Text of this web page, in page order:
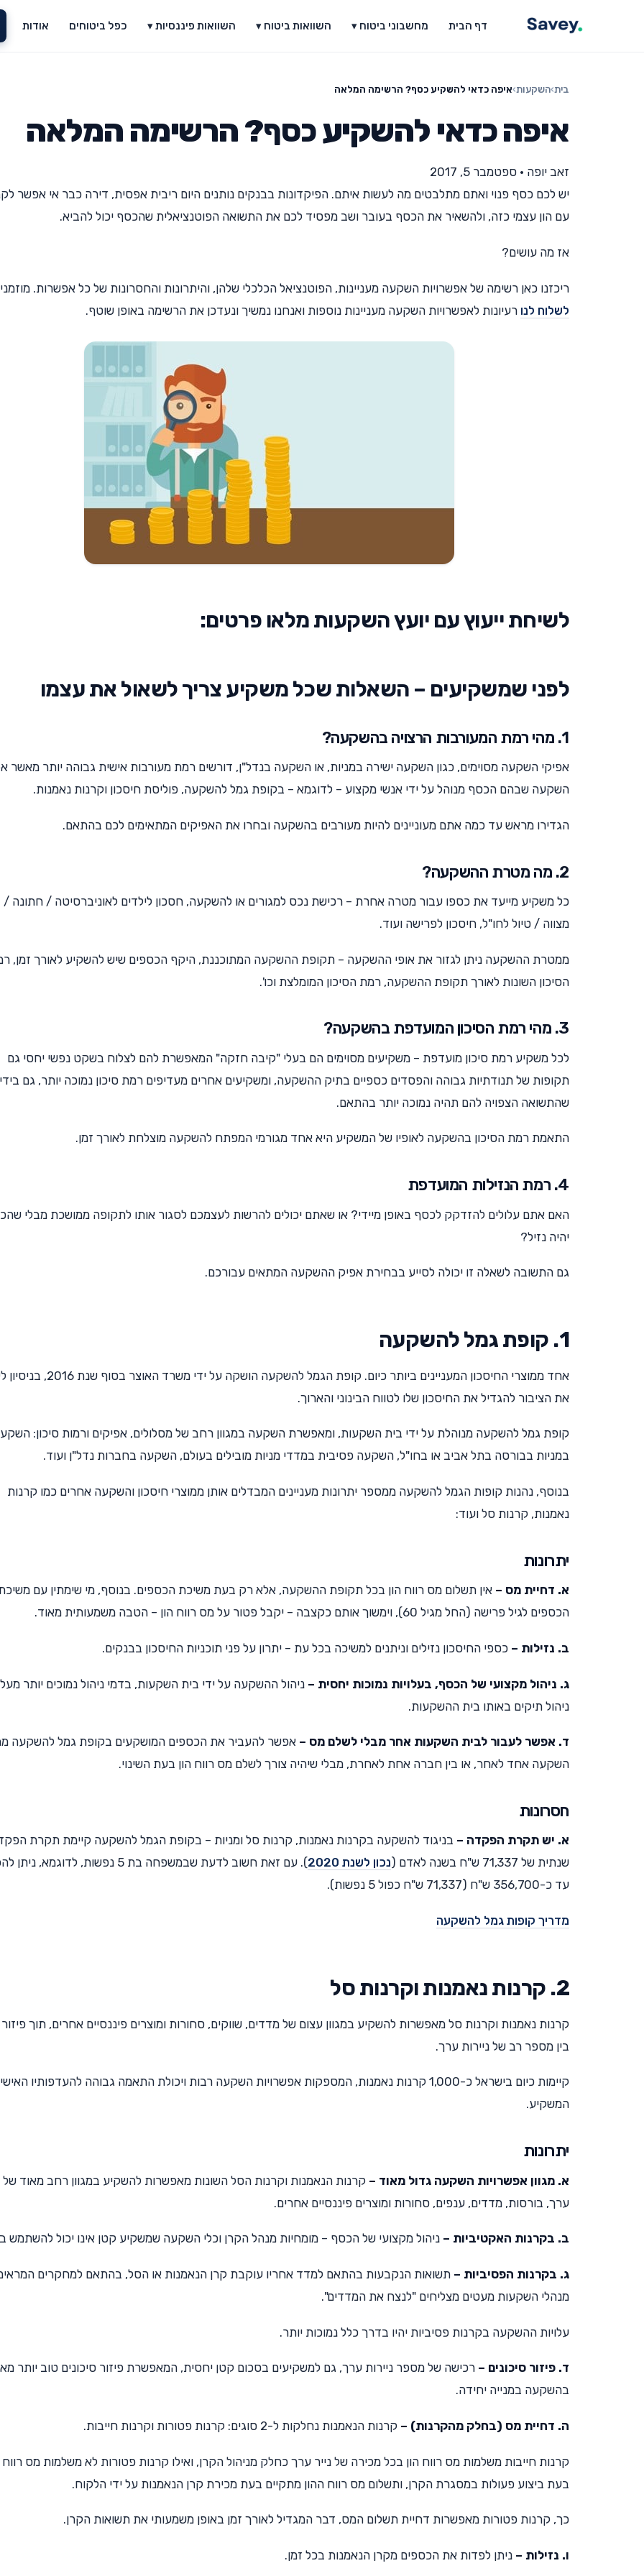
דף הבית מחשבוני ביטוח ▾ השוואות ביטוח ▾ השוואות פיננסיות ▾ כפל ביטוחים אודות
בית›השקעות›איפה כדאי להשקיע כסף? הרשימה המלאה
איפה כדאי להשקיע כסף? הרשימה המלאה
זאב יופה • ספטמבר 5, 2017
יש לכם כסף פנוי ואתם מתלבטים מה לעשות איתם. הפיקדונות בבנקים נותנים היום ריבית אפסית, דירה כבר אי אפשר
עם הון עצמי כזה, ולהשאיר את הכסף בעובר ושב מפסיד לכם את התשואה הפוטנציאלית שהכסף יכול להביא.
אז מה עושים?
ריכזנו כאן רשימה של אפשרויות השקעה מעניינות, הפוטנציאל הכלכלי שלהן, והיתרונות והחסרונות של כל אפשרות.
לשלוח לנו רעיונות לאפשרויות השקעה מעניינות נוספות ואנחנו נמשיך ונעדכן את הרשימה באופן שוטף.
לשיחת ייעוץ עם יועץ השקעות מלאו פרטים:
לפני שמשקיעים – השאלות שכל משקיע צריך לשאול את עצמו
1. מהי רמת המעורבות הרצויה בהשקעה?
אפיקי השקעה מסוימים, כגון השקעה ישירה במניות, או השקעה בנדל"ן, דורשים רמת מעורבות אישית גבוהה יותר מאשר
השקעה שבהם הכסף מנוהל על ידי אנשי מקצוע – לדוגמא – בקופת גמל להשקעה, פוליסת חיסכון וקרנות נאמנות.
הגדירו מראש עד כמה אתם מעוניינים להיות מעורבים בהשקעה ובחרו את האפיקים המתאימים לכם בהתאם.
2. מה מטרת ההשקעה?
כל משקיע מייעד את כספו עבור מטרה אחרת – רכישת נכס למגורים או להשקעה, חסכון לילדים לאוניברסיטה / חתונה /
מצווה / טיול לחו"ל, חיסכון לפרישה ועוד.
ממטרת ההשקעה ניתן לגזור את אופי ההשקעה – תקופת ההשקעה המתוכננת, היקף הכספים שיש להשקיע לאורך זמן,
הסיכון השונות לאורך תקופת ההשקעה, רמת הסיכון המומלצת וכו'.
3. מהי רמת הסיכון המועדפת בהשקעה?
לכל משקיע רמת סיכון מועדפת – משקיעים מסוימים הם בעלי "קיבה חזקה" המאפשרת להם לצלוח בשקט נפשי יחסי גם
תקופות של תנודתיות גבוהה והפסדים כספיים בתיק ההשקעה, ומשקיעים אחרים מעדיפים רמת סיכון נמוכה יותר, גם
שהתשואה הצפויה להם תהיה נמוכה יותר בהתאם.
התאמת רמת הסיכון בהשקעה לאופיו של המשקיע היא אחד מגורמי המפתח להשקעה מוצלחת לאורך זמן.
4. רמת הנזילות המועדפת
האם אתם עלולים להזדקק לכסף באופן מיידי? או שאתם יכולים להרשות לעצמכם לסגור אותו לתקופה ממושכת מבלי
יהיה נזיל?
גם התשובה לשאלה זו יכולה לסייע בבחירת אפיק ההשקעה המתאים עבורכם.
1. קופת גמל להשקעה
אחד ממוצרי החיסכון המעניינים ביותר כיום. קופת הגמל להשקעה הושקה על
את הציבור להגדיל את החיסכון שלו לטווח הבינוני והארוך.
קופת גמל להשקעה מנוהלת על ידי בית השקעות, ומאפשרת השקעה במגוון רחב של מסלולים, אפיקים ורמות סיכון:
במניות בבורסה בתל אביב או בחו"ל, השקעה פסיבית במדדי מניות מובילים בעולם, השקעה בחברות נדל"ן ועוד.
בנוסף, נהנות קופות הגמל להשקעה ממספר יתרונות מעניינים המבדלים אותן ממוצרי חיסכון והשקעה אחרים כמו קרנות
נאמנות, קרנות סל ועוד:
יתרונות
א. דחיית מס – אין תשלום מס רווח הון בכל תקופת ההשקעה, אלא רק בעת משיכת הכספים. בנוסף, מי שימתין עם
הכספים לגיל פרישה (החל מגיל 60), וימשוך אותם כקצבה – יקבל פטור על מס רווח הון – הטבה משמעותית מאוד.
ב. נזילות – כספי החיסכון נזילים וניתנים למשיכה בכל עת – יתרון על פני תוכניות החיסכון בבנקים.
ג. ניהול מקצועי של הכסף, בעלויות נמוכות יחסית – ניהול ההשקעה על ידי בית השקעות, בדמי ניהול נמוכים יותר
ניהול תיקים באותו בית ההשקעות.
ד. אפשר לעבור לבית השקעות אחר מבלי לשלם מס – אפשר להעביר את הכספים המושקעים בקופת גמל להשקעה
השקעה אחד לאחר, או בין חברה אחת לאחרת, מבלי שיהיה צורך לשלם מס רווח הון בעת השינוי.
חסרונות
א. יש תקרת הפקדה – בניגוד להשקעה בקרנות נאמנות, קרנות סל ומניות – בקופת הגמל להשקעה קיימת תקרת
שנתית של 71,337 ש"ח בשנה לאדם (
נכון לשנת 2020
). עם זאת חשוב לדעת שבמשפחה בת 5 נפשות, לדוגמא,
עד כ-356,700 ש"ח (71,337 ש"ח כפול 5 נפשות).
מדריך קופות גמל להשקעה
2. קרנות נאמנות וקרנות סל
קרנות נאמנות וקרנות סל מאפשרות להשקיע במגוון עצום של מדדים, שווקים, סחורות ומוצרים פיננסיים אחרים, תוך פיזור
בין מספר רב של ניירות ערך.
קיימות כיום בישראל כ-1,000 קרנות נאמנות, המספקות אפשרויות השקעה רבות ויכולת התאמה גבוהה להעדפותיו
המשקיע.
יתרונות
א. מגוון אפשרויות השקעה גדול מאוד – קרנות הנאמנות וקרנות הסל השונות מאפשרות להשקיע במגוון רחב מאוד של
ערך, בורסות, מדדים, ענפים, סחורות ומוצרים פיננסיים אחרים.
ב. בקרנות האקטיביות – ניהול מקצועי של הכסף – מומחיות מנהל הקרן וכלי השקעה שמשקיע קטן אינו יכול להשתמש
ג. בקרנות הפסיביות – תשואות הנקבעות בהתאם למדד אחריו עוקבת קרן הנאמנות או הסל, בהתאם למחקרים
מנהלי השקעות מעטים מצליחים "לנצח את המדדים".
עלויות ההשקעה בקרנות פסיביות יהיו בדרך כלל נמוכות יותר.
ד. פיזור סיכונים – רכישה של מספר ניירות ערך, גם למשקיעים בסכום קטן יחסית, המאפשרת פיזור סיכונים טוב יותר
בהשקעה במנייה יחידה.
ה. דחיית מס (בחלק מהקרנות) – קרנות הנאמנות נחלקות ל-2 סוגים: קרנות פטורות וקרנות חייבות.
קרנות חייבות משלמות מס רווח הון בכל מכירה של נייר ערך כחלק מניהול הקרן, ואילו קרנות פטורות לא משלמות מס רווח
בעת ביצוע פעולות במסגרת הקרן, ותשלום מס רווח ההון מתקיים בעת מכירת קרן הנאמנות על ידי הלקוח.
כך, קרנות פטורות מאפשרות דחיית תשלום המס, דבר המגדיל לאורך זמן באופן משמעותי את תשואות הקרן.
ו. נזילות – ניתן לפדות את הכספים מקרן הנאמנות בכל זמן.